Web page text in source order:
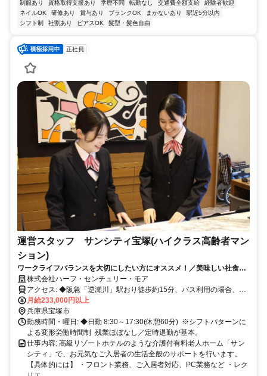
制服あり 資格取得支援あり 学歴不問 転勤なし 交通費全額支給
経験者歓迎
ネイルOK
研修あり 賞与あり ブランクOK まかないあり
駅近5分以内
シフト制
社割あり ピアスOK 髪型・髪色自由
正社員
運営スタッフ サンシティ宝塚(ハイクラス高齢者マン
ション)
ワークライフバランスを大切にしたい方にオススメ！／美味しい社食・
ベネフィットワン採用など充実した福利厚生
株式会社ハーフ・センチュリー・モア
アクセス: ◆阪急「逆瀬川」駅おり徒歩約15分、バス利用の場合、1
番乗り場「光が丘北」行バス約6分、「野上5丁目」バス停下車、徒歩
約4分
月給233,000円以上
兵庫県宝塚市
勤務時間・曜日: ◆日勤 8:30～17:30(休憩60分) ※シフトパターンに
よる変形労働時間制 残業ほぼなし／定時退勤が基本。
仕事内容: 高級リゾートホテルのような介護付有料老人ホーム「サン
シティ」で、お元気なご入居者の生活全般のサポートを行います。
【具体的には】 ・フロント業務、ご入居者対応、PC業務など ・レク